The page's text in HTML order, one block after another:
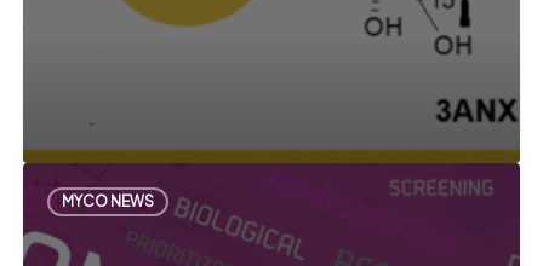
MYCO NEWS
Biomonitoreo
las